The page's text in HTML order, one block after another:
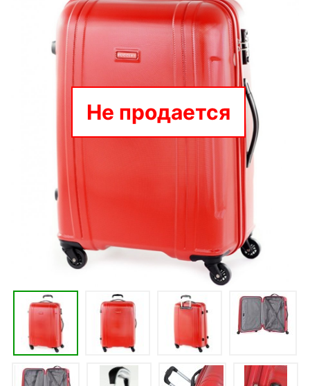
Не продается